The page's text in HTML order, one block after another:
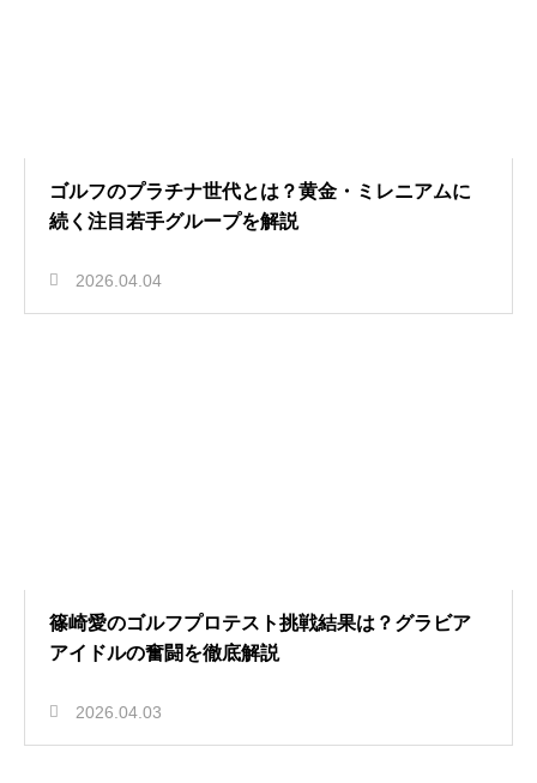
ゴルフのプラチナ世代とは？黄金・ミレニアムに
続く注目若手グループを解説
2026.04.04
篠崎愛のゴルフプロテスト挑戦結果は？グラビア
アイドルの奮闘を徹底解説
2026.04.03